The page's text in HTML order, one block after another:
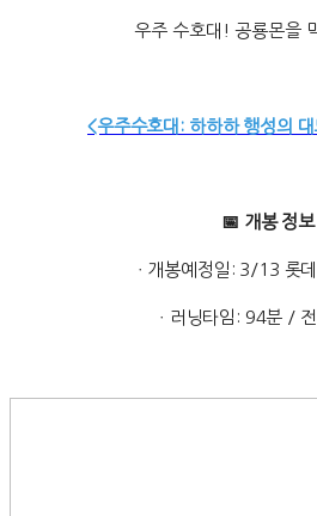
우주 수호대! 공룡몬을
<우주수호대: 하하하 행성의 대
📅 개봉 정보
ㆍ개봉예정일: 3/13 롯
ㆍ러닝타임: 94분 /